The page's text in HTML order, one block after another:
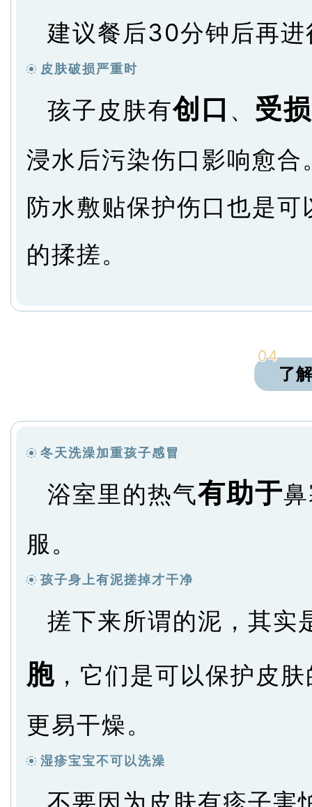
建议餐后30分钟后再
皮肤破损严重时
孩子皮肤有创口 、 受
浸水后污染伤口影响愈
防水敷贴保护伤口也是
的揉搓。
04
了
冬天洗澡加重孩子感冒
浴室里的热气有助于
服。
孩子身上有泥搓掉才干净
搓下来所谓的泥，其实
胞 ，它们是可以保护皮
更易干燥。
湿疹宝宝不可以洗澡